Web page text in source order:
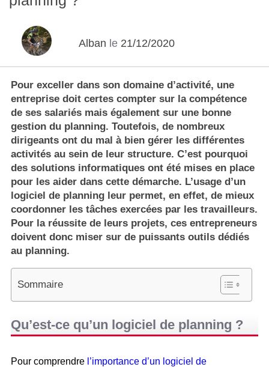
Alban le 21/12/2020
Pour exceller dans son domaine d’activité, une
entreprise doit certes compter sur la compétence
de ses salariés mais également sur une bonne
gestion du planning. Toutefois, de nombreux
dirigeants ont du mal à bien gérer les différentes
activités au sein de leur structure. C’est pourquoi
des solutions informatiques ont été mises en place
pour les aider dans cette démarche. L’usage d’un
logiciel de planning leur permet, en effet, de mieux
coordonner les tâches exercées par les travailleurs.
Pour la réussite de leurs projets, ces entrepreneurs
doivent donc miser sur de puissants outils dédiés
au planning.
Sommaire
Qu’est-ce qu’un logiciel de planning ?
Pour comprendre l’importance d’un logiciel de